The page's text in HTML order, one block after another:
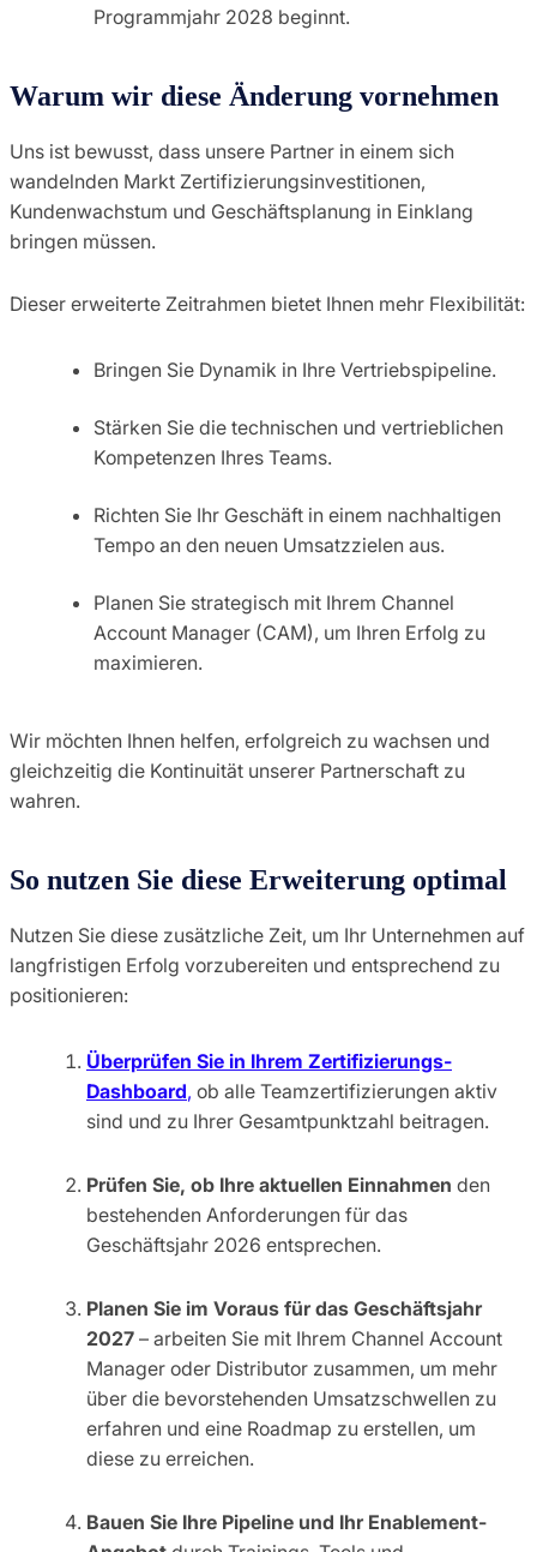
Programmjahr 2028 beginnt.
Warum wir diese Änderung vornehmen
Uns ist bewusst, dass unsere Partner in einem sich
wandelnden Markt Zertifizierungsinvestitionen,
Kundenwachstum und Geschäftsplanung in Einklang
bringen müssen.
Dieser erweiterte Zeitrahmen bietet Ihnen mehr Flexibilität:
Bringen Sie Dynamik in Ihre Vertriebspipeline.
Stärken Sie die technischen und vertrieblichen
Kompetenzen Ihres Teams.
Richten Sie Ihr Geschäft in einem nachhaltigen
Tempo an den neuen Umsatzzielen aus.
Planen Sie strategisch mit Ihrem Channel
Account Manager (CAM), um Ihren Erfolg zu
maximieren.
Wir möchten Ihnen helfen, erfolgreich zu wachsen und
gleichzeitig die Kontinuität unserer Partnerschaft zu
wahren.
So nutzen Sie diese Erweiterung optimal
Nutzen Sie diese zusätzliche Zeit, um Ihr Unternehmen auf
langfristigen Erfolg vorzubereiten und entsprechend zu
positionieren:
Überprüfen Sie in Ihrem Zertifizierungs-
Dashboard, ob alle Teamzertifizierungen aktiv
sind und zu Ihrer Gesamtpunktzahl beitragen.
Prüfen Sie, ob Ihre aktuellen Einnahmen den
bestehenden Anforderungen für das
Geschäftsjahr 2026 entsprechen.
Planen Sie im Voraus für das Geschäftsjahr
2027 – arbeiten Sie mit Ihrem Channel Account
Manager oder Distributor zusammen, um mehr
über die bevorstehenden Umsatzschwellen zu
erfahren und eine Roadmap zu erstellen, um
diese zu erreichen.
Bauen Sie Ihre Pipeline und Ihr Enablement-